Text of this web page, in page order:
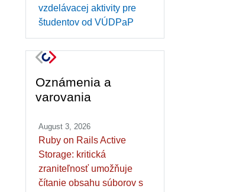
vzdelávacej aktivity pre
študentov od VÚDPaP
Oznámenia a
varovania
August 3, 2026
Ruby on Rails Active
Storage: kritická
zraniteľnosť umožňuje
čítanie obsahu súborov s